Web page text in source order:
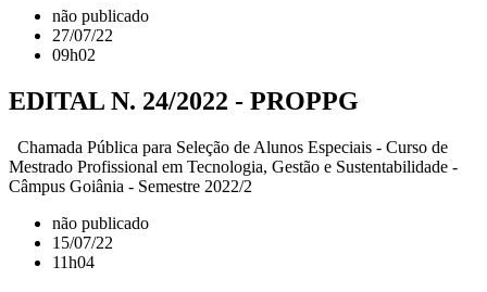
não publicado
27/07/22
09h02
EDITAL N. 24/2022 - PROPPG
Chamada Pública para Seleção de Alunos Especiais - Curso de
Mestrado Profissional em Tecnologia, Gestão e Sustentabilidade -
Câmpus Goiânia - Semestre 2022/2
não publicado
15/07/22
11h04